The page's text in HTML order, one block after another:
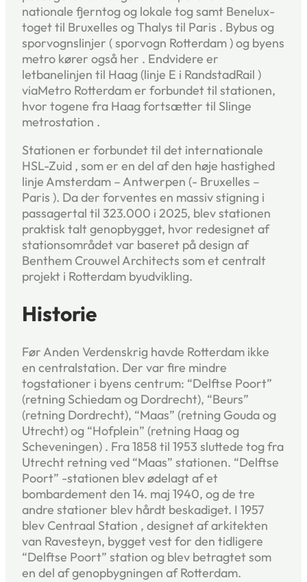
nationale fjerntog og lokale tog samt Benelux-
toget til Bruxelles og Thalys til Paris . Bybus og
sporvognslinjer ( sporvogn Rotterdam ) og byens
metro kører også her . Endvidere er
letbanelinjen til Haag (linje E i RandstadRail )
viaMetro Rotterdam er forbundet til stationen,
hvor togene fra Haag fortsætter til Slinge
metrostation .
Stationen er forbundet til det internationale
HSL-Zuid , som er en del af den høje hastighed
linje Amsterdam – Antwerpen (- Bruxelles –
Paris ). Da der forventes en massiv stigning i
passagertal til 323.000 i 2025, blev stationen
praktisk talt genopbygget, hvor redesignet af
stationsområdet var baseret på design af
Benthem Crouwel Architects som et centralt
projekt i Rotterdam byudvikling.
Historie
Før Anden Verdenskrig havde Rotterdam ikke
en centralstation. Der var fire mindre
togstationer i byens centrum: “Delftse Poort”
(retning Schiedam og Dordrecht), “Beurs”
(retning Dordrecht), “Maas” (retning Gouda og
Utrecht) og “Hofplein” (retning Haag og
Scheveningen) . Fra 1858 til 1953 sluttede tog fra
Utrecht retning ved “Maas” stationen. “Delftse
Poort” -stationen blev ødelagt af et
bombardement den 14. maj 1940, og de tre
andre stationer blev hårdt beskadiget. I 1957
blev Centraal Station , designet af arkitekten
van Ravesteyn, bygget vest for den tidligere
“Delftse Poort” station og blev betragtet som
en del af genopbygningen af ​​Rotterdam.